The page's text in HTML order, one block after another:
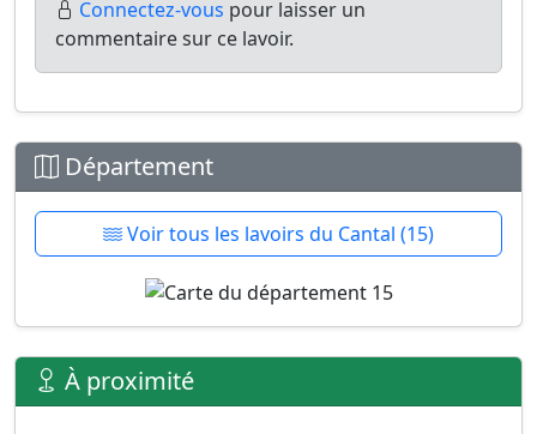
Connectez-vous pour laisser un
commentaire sur ce lavoir.
Département
Voir tous les lavoirs du Cantal (15)
À proximité